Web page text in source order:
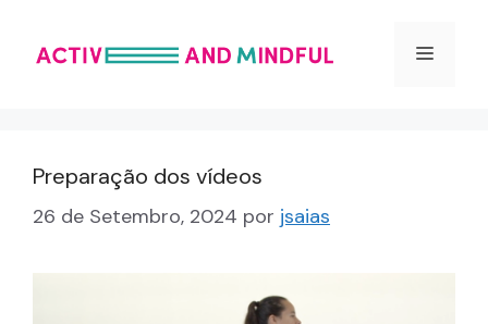
Menu
Preparação dos vídeos
26 de Setembro, 2024 por jsaias